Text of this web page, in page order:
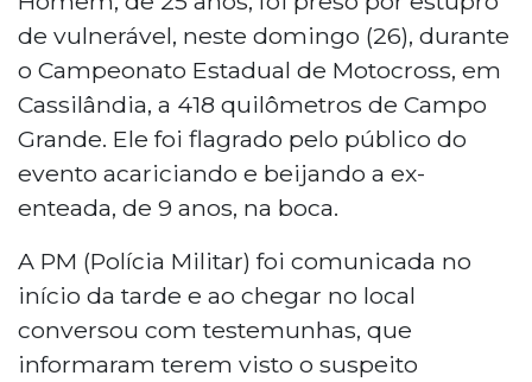
de vulnerável, neste domingo (26), durante
o Campeonato Estadual de Motocross, em
Cassilândia, a 418 quilômetros de Campo
Grande. Ele foi flagrado pelo público do
evento acariciando e beijando a ex-
enteada, de 9 anos, na boca.
A PM (Polícia Militar) foi comunicada no
início da tarde e ao chegar no local
conversou com testemunhas, que
informaram terem visto o suspeito